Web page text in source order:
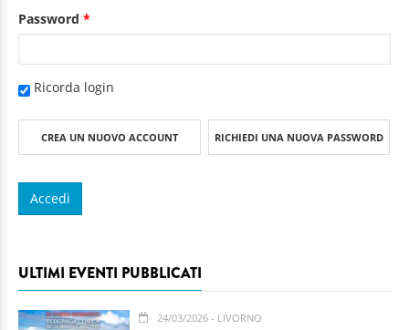
Password *
Ricorda login
CREA UN NUOVO ACCOUNT RICHIEDI UNA NUOVA PASSWORD
ULTIMI EVENTI PUBBLICATI
24/03/2026 - LIVORNO